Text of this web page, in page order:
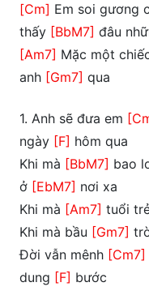
[Cm] Em soi gương
thấy [BbM7] đâu
[Am7] Mặc một
anh [Gm7] qua
1. Anh sẽ đưa em
ngày [F] hôm qua
Khi mà [BbM7] bao
ở [EbM7] nơi xa
Khi mà [Am7] tuổi
Khi mà bầu [Gm7]
Đời vẫn mênh [Cm7]
dung [F] bước